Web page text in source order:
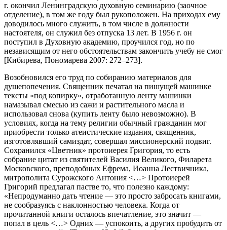
г. окончил Ленинградскую духовную семинарию (заочное
отделение), в том же году был рукоположен. На приходах ему
доводилось много служить, в том числе в должности
настоятеля, он служил без отпуска 13 лет. В 1956 г. он
поступил в Духовную академию, проучился год, но по
независящим от него обстоятельствам закончить учебу не смог
[Кибирева, Пономарева 2007: 272–273].
Возобновился его труд по собиранию материалов для
душепопечения. Священник печатал на пишущей машинке
тексты «под копирку», отработанную ленту машинки
намазывал смесью из сажи и растительного масла и
использовал снова (купить ленту было невозможно). В
условиях, когда на тему религии обычный гражданин мог
приобрести только атеистические издания, священник,
изготовлявший самиздат, совершал миссионерский подвиг.
Сохранился «Цветник» протоиерея Григория, то есть
собрание цитат из святителей Василия Великого, Филарета
Московского, преподобных Ефрема, Иоанна Лествичника,
митрополита Сурожского Антония <…> Протоиерей
Григорий предлагал пастве то, что полезно каждому:
«Непродуманно дать чтение — это просто забросать книгами,
не сообразуясь с наклонностью человека. Когда от
прочитанной книги осталось впечатление, это значит —
попал в цель <…> Одних — успокоить, а других пробудить от